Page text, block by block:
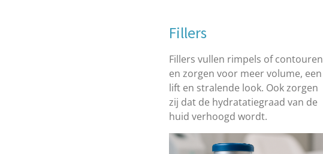
Fillers
Fillers vullen rimpels of contouren
en zorgen voor meer volume, een
lift en stralende look. Ook zorgen
zij dat de hydratatiegraad van de
huid verhoogd wordt.